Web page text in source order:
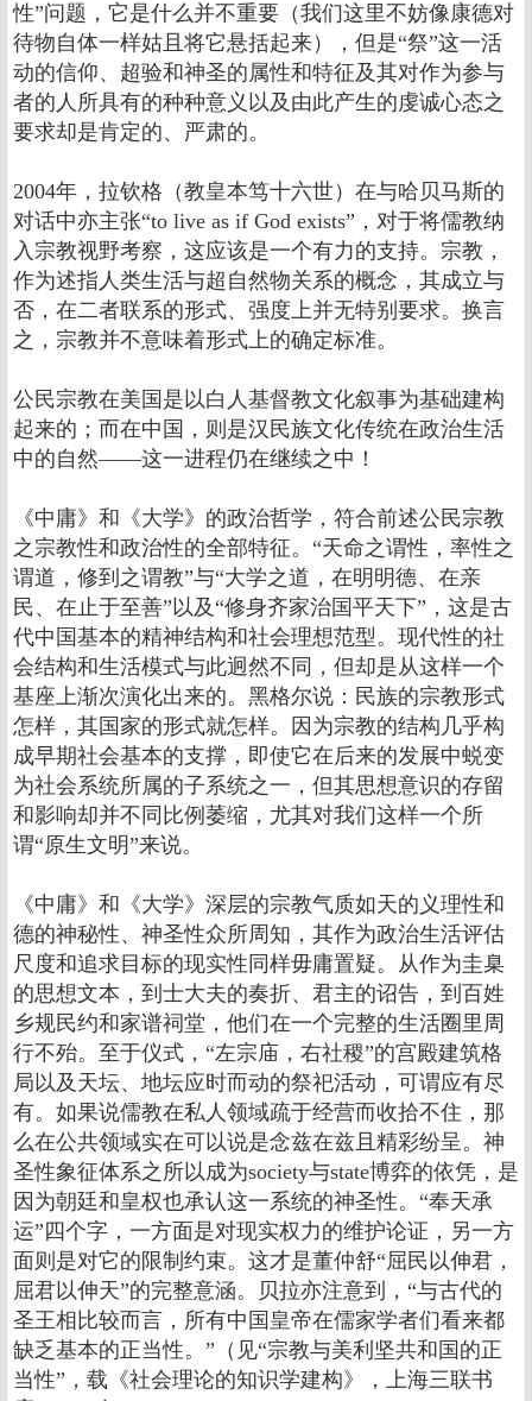
性”问题，它是什么并不重要（我们这里不妨像康德对
待物自体一样姑且将它悬括起来），但是“祭”这一活
动的信仰、超验和神圣的属性和特征及其对作为参与
者的人所具有的种种意义以及由此产生的虔诚心态之
要求却是肯定的、严肃的。
2004年，拉钦格（教皇本笃十六世）在与哈贝马斯的
对话中亦主张“to live as if God exists”，对于将儒教纳
入宗教视野考察，这应该是一个有力的支持。宗教，
作为述指人类生活与超自然物关系的概念，其成立与
否，在二者联系的形式、强度上并无特别要求。换言
之，宗教并不意味着形式上的确定标准。
公民宗教在美国是以白人基督教文化叙事为基础建构
起来的；而在中国，则是汉民族文化传统在政治生活
中的自然――这一进程仍在继续之中！
《中庸》和《大学》的政治哲学，符合前述公民宗教
之宗教性和政治性的全部特征。“天命之谓性，率性之
谓道，修到之谓教”与“大学之道，在明明德、在亲
民、在止于至善”以及“修身齐家治国平天下”，这是古
代中国基本的精神结构和社会理想范型。现代性的社
会结构和生活模式与此迥然不同，但却是从这样一个
基座上渐次演化出来的。黑格尔说：民族的宗教形式
怎样，其国家的形式就怎样。因为宗教的结构几乎构
成早期社会基本的支撑，即使它在后来的发展中蜕变
为社会系统所属的子系统之一，但其思想意识的存留
和影响却并不同比例萎缩，尤其对我们这样一个所
谓“原生文明”来说。
《中庸》和《大学》深层的宗教气质如天的义理性和
德的神秘性、神圣性众所周知，其作为政治生活评估
尺度和追求目标的现实性同样毋庸置疑。从作为圭臬
的思想文本，到士大夫的奏折、君主的诏告，到百姓
乡规民约和家谱祠堂，他们在一个完整的生活圈里周
行不殆。至于仪式，“左宗庙，右社稷”的宫殿建筑格
局以及天坛、地坛应时而动的祭祀活动，可谓应有尽
有。如果说儒教在私人领域疏于经营而收拾不住，那
么在公共领域实在可以说是念兹在兹且精彩纷呈。神
圣性象征体系之所以成为society与state博弈的依凭，是
因为朝廷和皇权也承认这一系统的神圣性。“奉天承
运”四个字，一方面是对现实权力的维护论证，另一方
面则是对它的限制约束。这才是董仲舒“屈民以伸君，
屈君以伸天”的完整意涵。贝拉亦注意到，“与古代的
圣王相比较而言，所有中国皇帝在儒家学者们看来都
缺乏基本的正当性。”（见“宗教与美利坚共和国的正
当性”，载《社会理论的知识学建构》，上海三联书